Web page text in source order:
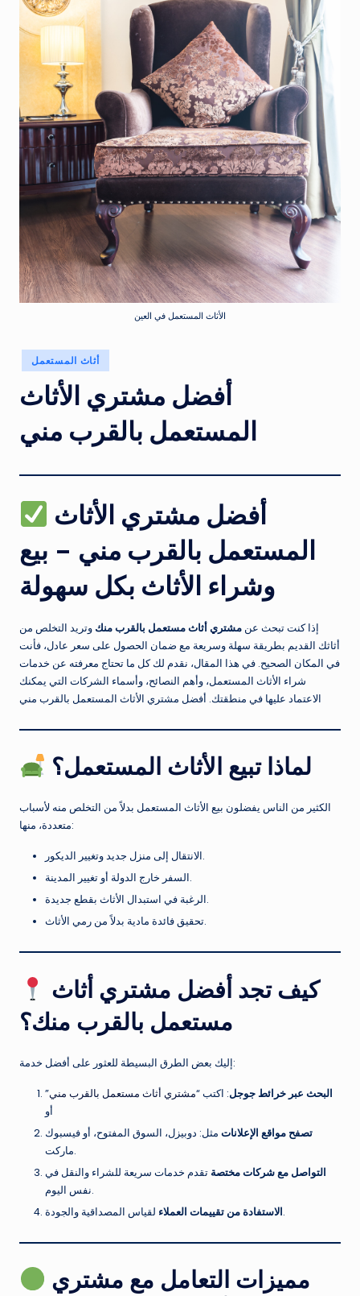
الأثاث المستعمل في العين
Posted
in
أثاث المستعمل
أفضل مشتري الأثاث
المستعمل بالقرب مني
أفضل مشتري الأثاث
المستعمل بالقرب مني – بيع
وشراء الأثاث بكل سهولة
إذا كنت تبحث عن مشتري أثاث مستعمل بالقرب منك وتريد التخلص من
أثاثك القديم بطريقة سهلة وسريعة مع ضمان الحصول على سعر عادل، فأنت
في المكان الصحيح. في هذا المقال، نقدم لك كل ما تحتاج معرفته عن خدمات
شراء الأثاث المستعمل، وأهم النصائح، وأسماء الشركات التي يمكنك
الاعتماد عليها في منطقتك. أفضل مشتري الأثاث المستعمل بالقرب مني
لماذا تبيع الأثاث المستعمل؟
الكثير من الناس يفضلون بيع الأثاث المستعمل بدلاً من التخلص منه لأسباب
متعددة، منها:
الانتقال إلى منزل جديد وتغيير الديكور.
السفر خارج الدولة أو تغيير المدينة.
الرغبة في استبدال الأثاث بقطع جديدة.
تحقيق فائدة مادية بدلاً من رمي الأثاث.
مستعمل بالقرب منك؟
إليك بعض الطرق البسيطة للعثور على أفضل خدمة:
البحث عبر خرائط جوجل: اكتب “مشتري أثاث مستعمل بالقرب مني”
أو
تصفح مواقع الإعلانات مثل: دوبيزل، السوق المفتوح، أو فيسبوك
ماركت.
التواصل مع شركات مختصة تقدم خدمات سريعة للشراء والنقل في
نفس اليوم.
الاستفادة من تقييمات العملاءلقياس المصداقية والجودة.